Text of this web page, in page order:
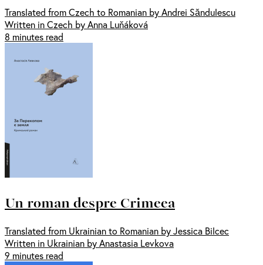
Translated from Czech to Romanian by Andrei Săndulescu
Written in Czech by Anna Luňáková
8 minutes read
Un roman despre Crimeea
Translated from Ukrainian to Romanian by Jessica Bilcec
Written in Ukrainian by Anastasia Levkova
9 minutes read